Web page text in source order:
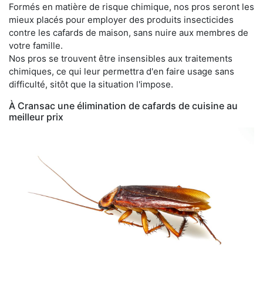
Formés en matière de risque chimique, nos pros seront les
mieux placés pour employer des produits insecticides
contre les cafards de maison, sans nuire aux membres de
votre famille.
Nos pros se trouvent être insensibles aux traitements
chimiques, ce qui leur permettra d'en faire usage sans
difficulté, sitôt que la situation l'impose.
À Cransac une élimination de cafards de cuisine au
meilleur prix